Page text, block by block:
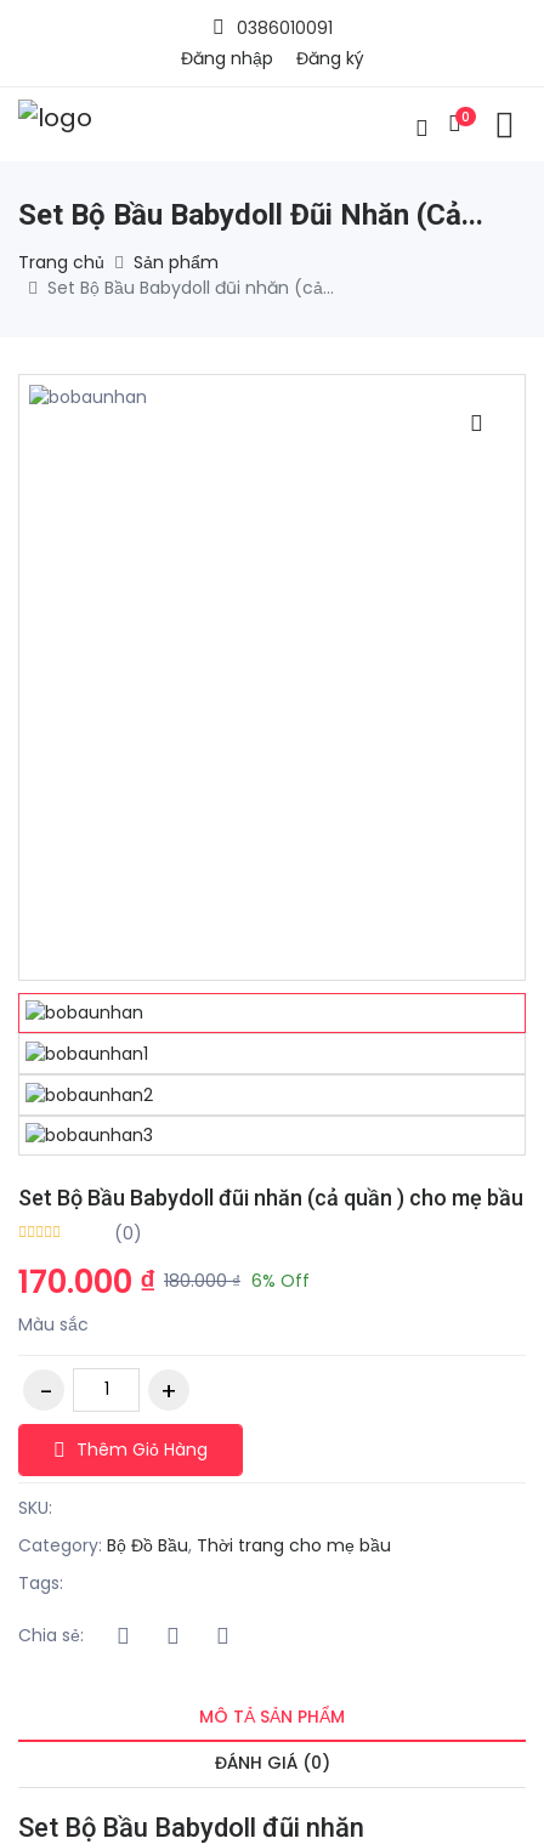
0386010091
Đăng nhập
Đăng ký
0
Set Bộ Bầu Babydoll Đũi Nhăn (cả...
Trang chủ
Sản phẩm
Set Bộ Bầu Babydoll đũi nhăn (cả...
Set Bộ Bầu Babydoll đũi nhăn (cả quần ) cho mẹ bầu
(0)
170.000 ₫ 180.000 ₫ 6% Off
Màu sắc
Thêm Giỏ Hàng
SKU:
Category: Bộ Đồ Bầu, Thời trang cho mẹ bầu
Tags:
Chia sẻ:
MÔ TẢ SẢN PHẨM
ĐÁNH GIÁ (0)
Set Bộ Bầu Babydoll đũi nhăn